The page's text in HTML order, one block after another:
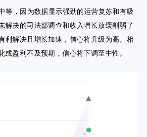
等，因为数据显示强劲的运营复苏和有吸
解决的司法部调查和收入增长放缓削弱了
利解决且增长加速，信心将升级为高。相
或盈利不及预期，信心将下调至中性。